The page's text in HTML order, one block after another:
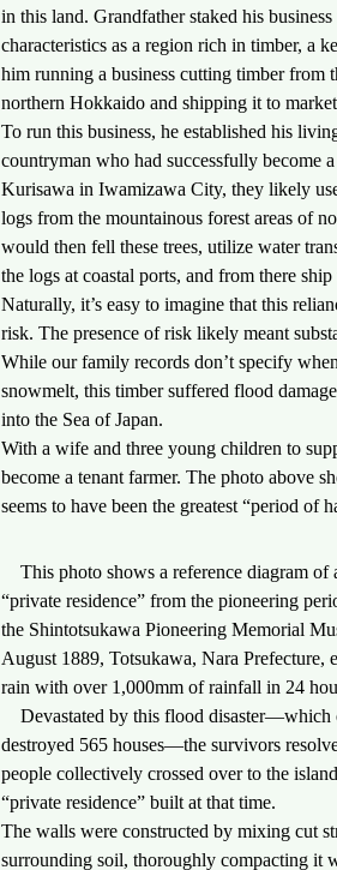
in this land. Grandfather staked his
characteristics as a region rich in timber, a
him running a business cutting timber from
northern Hokkaido and shipping it to
To run this business, he established his
countryman who had successfully become
Kurisawa in Iwamizawa City, they likely
logs from the mountainous forest areas of
would then fell these trees, utilize water
the logs at coastal ports, and from there
Naturally, it’s easy to imagine that this
risk. The presence of risk likely meant
While our family records don’t specify
snowmelt, this timber suffered flood
into the Sea of Japan.
With a wife and three young children to
become a tenant farmer. The photo above
seems to have been the greatest “period of
This photo shows a reference diagram of
“private residence” from the pioneering
the Shintotsukawa Pioneering Memorial
August 1889, Totsukawa, Nara Prefecture,
rain with over 1,000mm of rainfall in 24
Devastated by this flood disaster—which
destroyed 565 houses—the survivors
people collectively crossed over to the
“private residence” built at that time.
The walls were constructed by mixing cut
surrounding soil, thoroughly compacting it